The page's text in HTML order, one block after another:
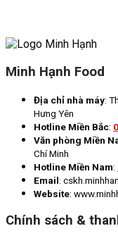
Minh Hạnh Food
Địa chỉ nhà máy:
Hưng Yên
Hotline Miền Bắc:
Văn phòng Miền
Chí Minh
Hotline Miền Nam:
Email:
Website:
Chính sách &